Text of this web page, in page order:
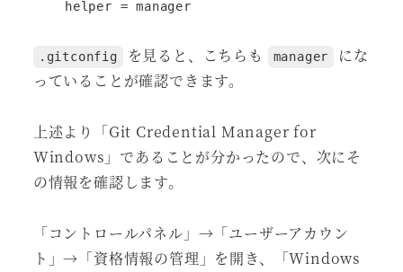
    helper = manager
.gitconfig を見ると、こちらも manager
にな
っていることが確認できます。
上述より「Git Credential Manager for
Windows」であることが分かったので、次にそ
の情報を確認します。
「コントロールパネル」→「ユーザーアカウン
ト」→「資格情報の管理」を開き、「Windows